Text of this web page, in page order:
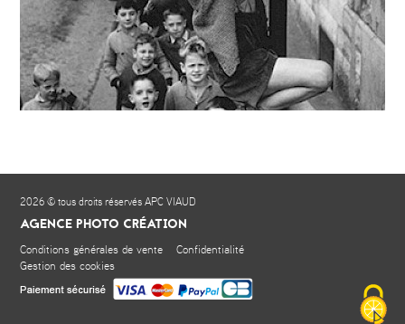
2026 © tous droits réservés APC VIAUD
AGENCE PHOTO CRÉATION
Conditions générales de vente
Confidentialité
Gestion des cookies